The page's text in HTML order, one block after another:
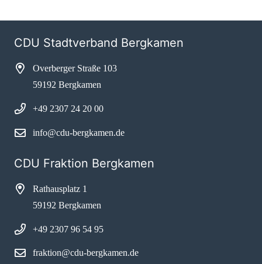
CDU Stadtverband Bergkamen
Overberger Straße 103
59192 Bergkamen
+49 2307 24 20 00
info@cdu-bergkamen.de
CDU Fraktion Bergkamen
Rathausplatz 1
59192 Bergkamen
+49 2307 96 54 95
fraktion@cdu-bergkamen.de